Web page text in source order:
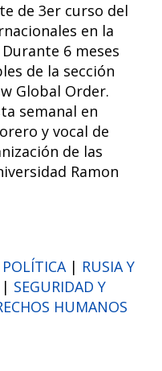
de 3er curso del
en la
6 meses
de la sección
Global Order.
semanal en
y vocal de
de las
Ramon
POLÍTICA| RUSIA Y
| SEGURIDAD Y
HUMANOS